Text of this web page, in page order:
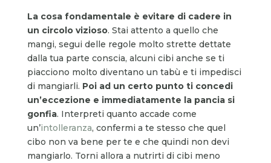
La cosa fondamentale è evitare di cadere in
un circolo vizioso. Stai attento a quello che
mangi, segui delle regole molto strette dettate
dalla tua parte conscia, alcuni cibi anche se ti
piacciono molto diventano un tabù e ti impedisci
di mangiarli. Poi ad un certo punto ti concedi
un’eccezione e immediatamente la pancia si
gonfia. Interpreti quanto accade come
un’intolleranza, confermi a te stesso che quel
cibo non va bene per te e che quindi non devi
mangiarlo. Torni allora a nutrirti di cibi meno